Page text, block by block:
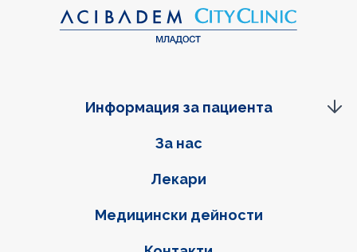
Фуутер навигация
За нас
Лекари
Медицински дейности
Информация за пациента